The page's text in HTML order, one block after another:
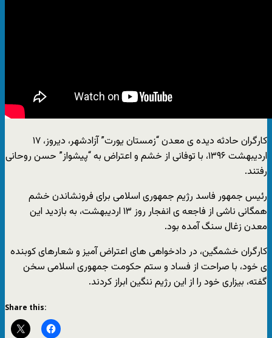
کارگران حادثه دیده ی معدن “زمستان یورت” آزادشهر، دیروز، ۱۷
اردیبهشت ۱۳۹۶، با توفانی از خشم و اعتراض به “پیشواز” حسن روحانی
رفتند.
رئیس جمهور فاسد رژیم جمهوری اسلامی برای فرونشاندن خشم
همگانی ناشی از فاجعه ی انفجار روز ۱۳ اردیبهشت، به بازدید این
معدن زغال سنگ آمده بود.
کارگران خشمگین، در دادخواهی های اعتراض آمیز و شعارهای کوبنده
ی خود، با صراحت از فساد و ستم حکومت جمهوری اسلامی سخن
گفته، بیزاری خود را از این رژیم ننگین ابراز کردند.
Share this: